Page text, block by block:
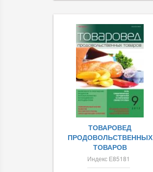
ТОВАРОВЕД
ПРОДОВОЛЬСТВЕННЫХ
ТОВАРОВ
Индекс Е85181